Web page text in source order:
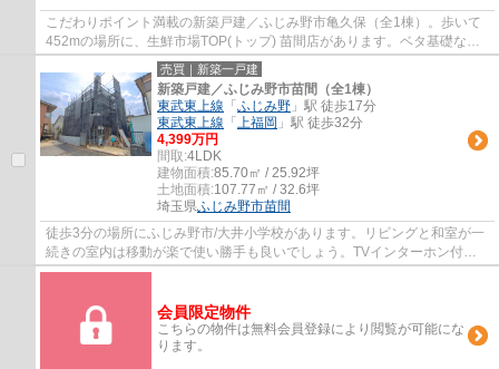
こだわりポイント満載の新築戸建／ふじみ野市亀久保（全1棟）。歩いて
452mの場所に、生鮮市場TOP(トップ) 苗間店があります。ベタ基礎なの
で床下の湿気も気になりません。築2年以内の...
売買｜新築一戸建
新築戸建／ふじみ野市苗間（全1棟）
東武東上線 「 ふじみ野 」駅 徒歩17分
東武東上線 「 上福岡 」駅 徒歩32分
4,399万円
間取:4LDK
建物面積:85.70㎡ / 25.92坪
土地面積:107.77㎡ / 32.6坪
埼玉県ふじみ野市苗間
徒歩3分の場所にふじみ野市/大井小学校があります。リビングと和室が一
続きの室内は移動が楽で使い勝手も良いでしょう。TVインターホン付き
なので、女性の方も安心です。多種多様な不...
会員限定物件
こちらの物件は無料会員登録により閲覧が可能にな
ります。